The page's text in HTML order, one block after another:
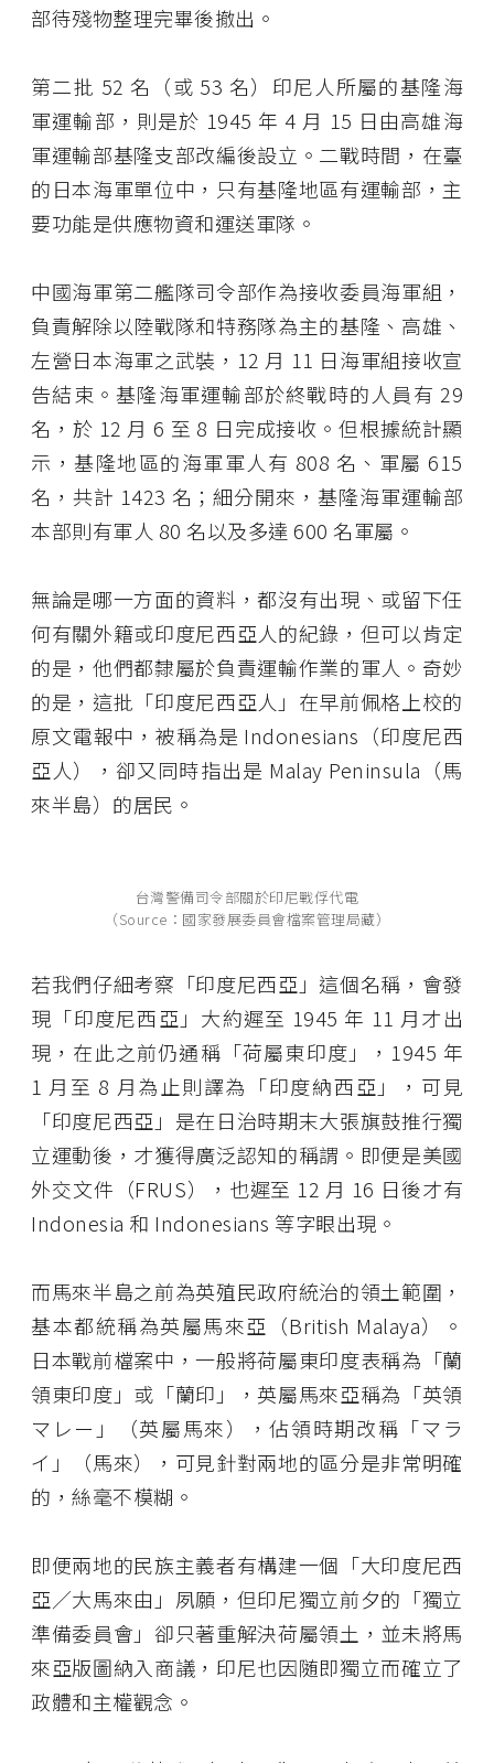
部待殘物整理完畢後撤出。
第二批 52 名（或 53 名）印尼人所屬的基隆海
軍運輸部，則是於 1945 年 4 月 15 日由高雄海
軍運輸部基隆支部改編後設立。二戰時間，在臺
的日本海軍單位中，只有基隆地區有運輸部，主
要功能是供應物資和運送軍隊。
中國海軍第二艦隊司令部作為接收委員海軍組，
負責解除以陸戰隊和特務隊為主的基隆、高雄、
左營日本海軍之武裝，12 月 11 日海軍組接收宣
告結束。基隆海軍運輸部於終戰時的人員有 29
名，於 12 月 6 至 8 日完成接收。但根據統計顯
示，基隆地區的海軍軍人有 808 名、軍屬 615
名，共計 1423 名；細分開來，基隆海軍運輸部
本部則有軍人 80 名以及多達 600 名軍屬。
無論是哪一方面的資料，都沒有出現、或留下任
何有關外籍或印度尼西亞人的紀錄，但可以肯定
的是，他們都隸屬於負責運輸作業的軍人。奇妙
的是，這批「印度尼西亞人」在早前佩格上校的
原文電報中，被稱為是 Indonesians（印度尼西
亞人），卻又同時指出是 Malay Peninsula（馬
來半島）的居民。
台灣警備司令部關於印尼戰俘代電
（Source：國家發展委員會檔案管理局藏）
若我們仔細考察「印度尼西亞」這個名稱，會發
現「印度尼西亞」大約遲至 1945 年 11 月才出
現，在此之前仍通稱「荷屬東印度」，1945 年
1 月至 8 月為止則譯為「印度納西亞」，可見
「印度尼西亞」是在日治時期末大張旗鼓推行獨
立運動後，才獲得廣泛認知的稱謂。即便是美國
外交文件（FRUS），也遲至 12 月 16 日後才有
Indonesia 和 Indonesians 等字眼出現。
而馬來半島之前為英殖民政府統治的領土範圍，
基本都統稱為英屬馬來亞（British Malaya）。
日本戰前檔案中，一般將荷屬東印度表稱為「蘭
領東印度」或「蘭印」，英屬馬來亞稱為「英領
マレー」（英屬馬來），佔領時期改稱「マラ
イ」（馬來），可見針對兩地的區分是非常明確
的，絲毫不模糊。
即便兩地的民族主義者有構建一個「大印度尼西
亞／大馬來由」夙願，但印尼獨立前夕的「獨立
準備委員會」卻只著重解決荷屬領土，並未將馬
來亞版圖納入商議，印尼也因随即獨立而確立了
政體和主權觀念。